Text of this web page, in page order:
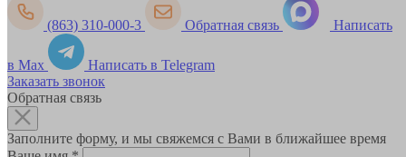
(863) 310-000-3 Обратная связь Написать
в Max
Написать в Telegram
Заказать звонок
Обратная связь
Заполните форму, и мы свяжемся с Вами в ближайшее время